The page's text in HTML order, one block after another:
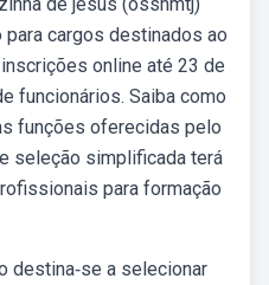
cargos destinados ao
online até 23 de
funcionários. Saiba como
funções oferecidas pelo
seleção simplificada terá
para formação
a selecionar